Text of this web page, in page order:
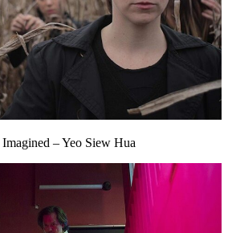
– Yeo Siew Hua